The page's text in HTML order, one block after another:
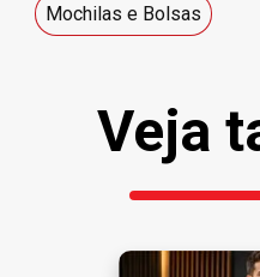
Mochilas e Bolsas
Veja